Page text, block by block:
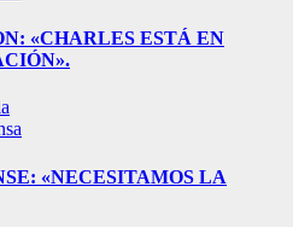
«CHARLES ESTÁ EN
«NECESITAMOS LA